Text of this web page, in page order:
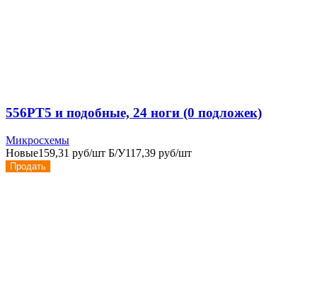
556РТ5 и подобные, 24 ноги (0 подложек)
Микросхемы
Новые159,31 руб/шт Б/У117,39 руб/шт
Продать